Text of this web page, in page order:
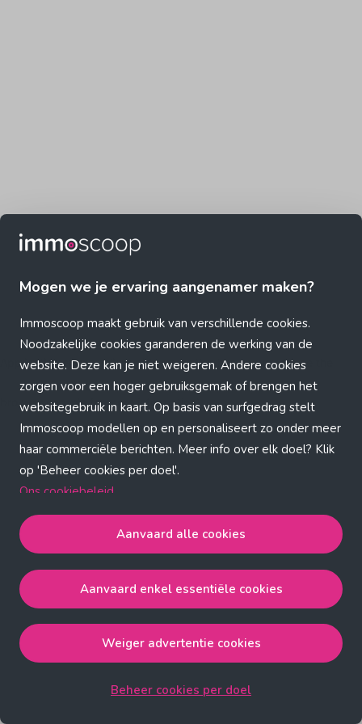
Mogen we je ervaring aangenamer maken?
Immoscoop maakt gebruik van verschillende cookies.
Noodzakelijke cookies garanderen de werking van de
website. Deze kan je niet weigeren. Andere cookies
zorgen voor een hoger gebruiksgemak of brengen het
websitegebruik in kaart. Op basis van surfgedrag stelt
Immoscoop modellen op en personaliseert zo onder meer
haar commerciële berichten. Meer info over elk doel? Klik
op 'Beheer cookies per doel'.
Ons cookiebeleid
Aanvaard alle cookiesgaat akkoord met de strict
noodzakelijke, analytische, functionele en advertentie
cookies.
de strict noodzakelijke cookies.
Weiger advertentie cookiesgaat akkoord met de strict
Aanvaard alle cookies
Aanvaard enkel essentiële cookies
Weiger advertentie cookies
Beheer cookies per doel
Application error: a client-side exception has occurred (see the
browser console for more information)